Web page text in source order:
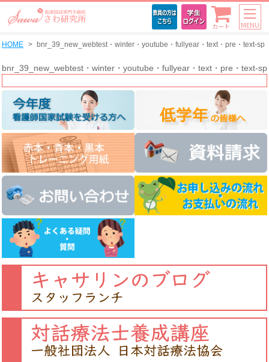
カート MENU
HOME bnr_39_new_webtest・winter・youtube・fullyear・text・pre・text-sp
bnr_39_new_webtest・winter・youtube・fullyear・text・pre・text-sp